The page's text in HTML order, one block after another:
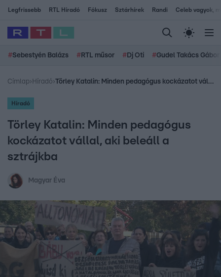
Legfrissebb RTL Híradó Fókusz Sztárhírek Randi Celeb vagyok,
#Sebestyén Balázs # RTL műsor # Dj Oti #Gudel Takács Gábor
Címlap› Híradó› Törley Katalin: Minden pedagógus kockázatot vállal, aki beleáll a sztrájkba
Híradó
Törley Katalin: Minden pedagógus
kockázatot vállal, aki beleáll a
sztrájkba
Magyar Éva